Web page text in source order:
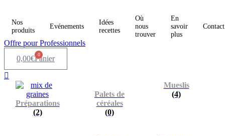
Nos
produits
Evénements
Idées
recettes
Où
nous
trouver
En
savoir
plus
Contact
Offre pour Professionnels
0,00€ 0
Panier
Préparations
(2)
Palets de
céréales
(0)
Mueslis
(4)